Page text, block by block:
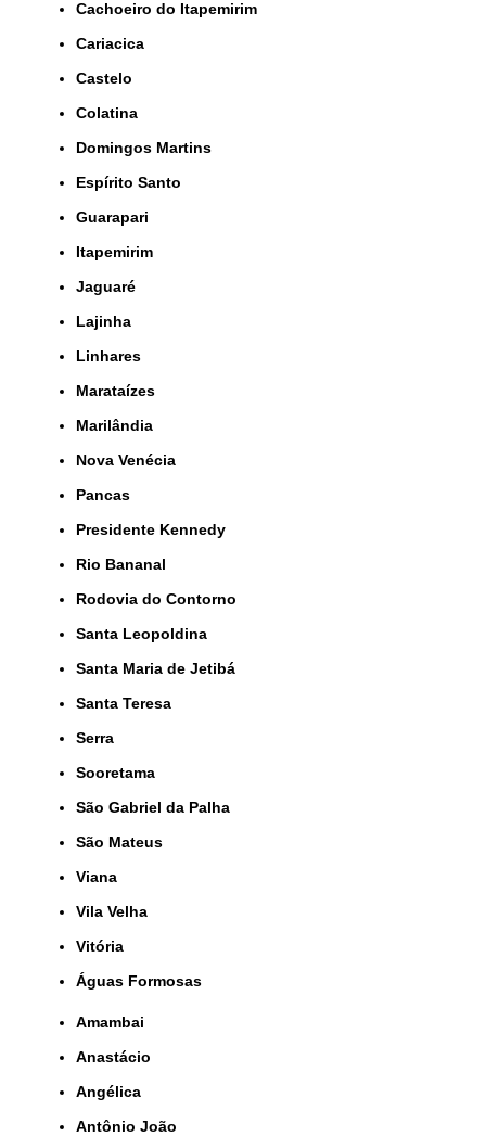
Cachoeiro do Itapemirim
Cariacica
Castelo
Colatina
Domingos Martins
Espírito Santo
Guarapari
Itapemirim
Jaguaré
Lajinha
Linhares
Marataízes
Marilândia
Nova Venécia
Pancas
Presidente Kennedy
Rio Bananal
Rodovia do Contorno
Santa Leopoldina
Santa Maria de Jetibá
Santa Teresa
Serra
Sooretama
São Gabriel da Palha
São Mateus
Viana
Vila Velha
Vitória
Águas Formosas
Amambai
Anastácio
Angélica
Antônio João